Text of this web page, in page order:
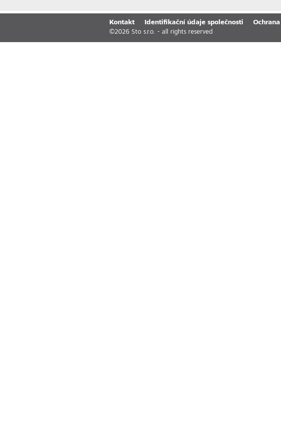
Kontakt Identifikační údaje společnosti
©2026 Sto s.r.o. - all rights reserved